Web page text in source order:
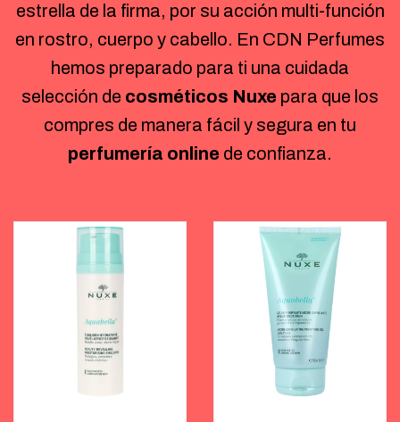
estrella de la firma, por su acción multi-función
en rostro, cuerpo y cabello. En CDN Perfumes
hemos preparado para ti una cuidada
selección de cosméticos Nuxe para que los
compres de manera fácil y segura en tu
perfumería online de confianza.